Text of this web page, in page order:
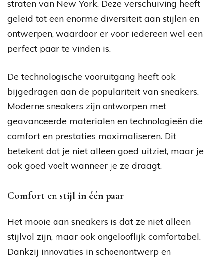
straten van New York. Deze verschuiving heeft
geleid tot een enorme diversiteit aan stijlen en
ontwerpen, waardoor er voor iedereen wel een
perfect paar te vinden is.
De technologische vooruitgang heeft ook
bijgedragen aan de populariteit van sneakers.
Moderne sneakers zijn ontworpen met
geavanceerde materialen en technologieën die
comfort en prestaties maximaliseren. Dit
betekent dat je niet alleen goed uitziet, maar je
ook goed voelt wanneer je ze draagt.
Comfort en stijl in één paar
Het mooie aan sneakers is dat ze niet alleen
stijlvol zijn, maar ook ongelooflijk comfortabel.
Dankzij innovaties in schoenontwerp en